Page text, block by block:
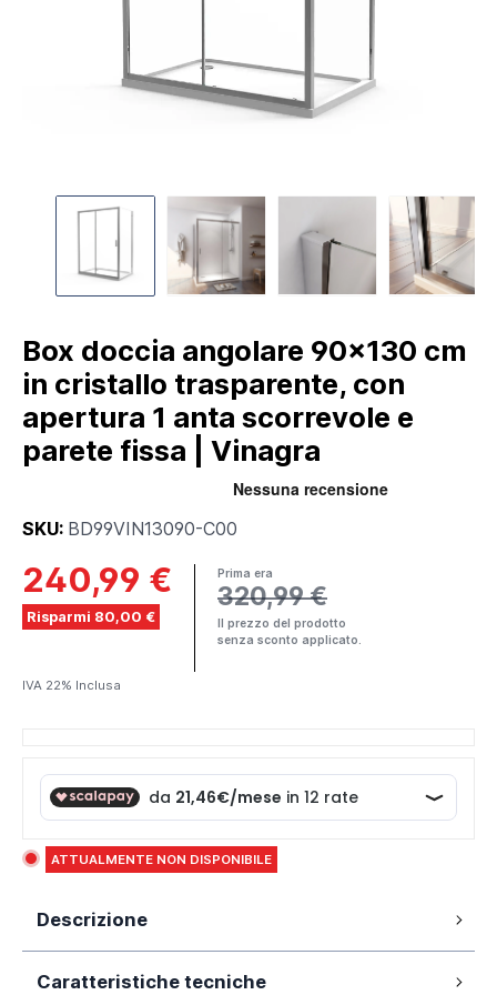
Box doccia angolare 90x130 cm
in cristallo trasparente, con
apertura 1 anta scorrevole e
parete fissa | Vinagra
SKU: BD99VIN13090-C00
240,99 €
Risparmi 80,00 €
Prima era
320,99 €
Il prezzo del prodotto
senza sconto applicato.
IVA 22% Inclusa
ATTUALMENTE NON DISPONIBILE
Descrizione
cristallo temperato antinfortunistico da 6 mm
Caratteristiche tecniche